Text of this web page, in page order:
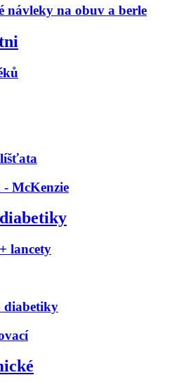
návleky na obuv a berle
McKenzie
lancety
diabetiky